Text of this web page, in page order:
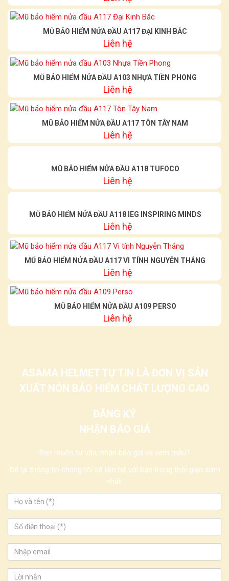
MŨ BẢO HIỂM NỬA ĐẦU A117 ĐẠI KINH BẮC
Liên hệ
MŨ BẢO HIỂM NỬA ĐẦU A103 NHỰA TIỀN PHONG
Liên hệ
MŨ BẢO HIỂM NỬA ĐẦU A117 TÔN TÂY NAM
Liên hệ
MŨ BẢO HIỂM NỬA ĐẦU A118 TUFOCO
Liên hệ
MŨ BẢO HIỂM NỬA ĐẦU A118 IEG INSPIRING MINDS
Liên hệ
MŨ BẢO HIỂM NỬA ĐẦU A117 VI TÍNH NGUYỄN THẮNG
Liên hệ
MŨ BẢO HIỂM NỬA ĐẦU A109 PERSO
Liên hệ
ASAMA HELMET TỰ TIN LÀ ĐƠN VỊ SẢN
XUẤT NÓN BẢO HIỂM CHẤT LƯỢNG CAO
ĐĂNG KÝ
NHẬN BÁO GIÁ
Bạn muốn tư vấn, nhận báo giá và xem mẫu?
Để lại thông tin chúng tôi sẽ liên hệ với bạn trong thời gian sớm
nhất.